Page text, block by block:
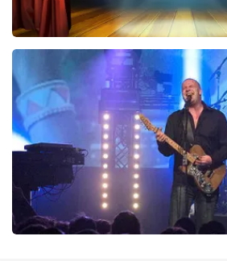
40 45 De Musical
420laatste 30 minuten
BESTEL NU